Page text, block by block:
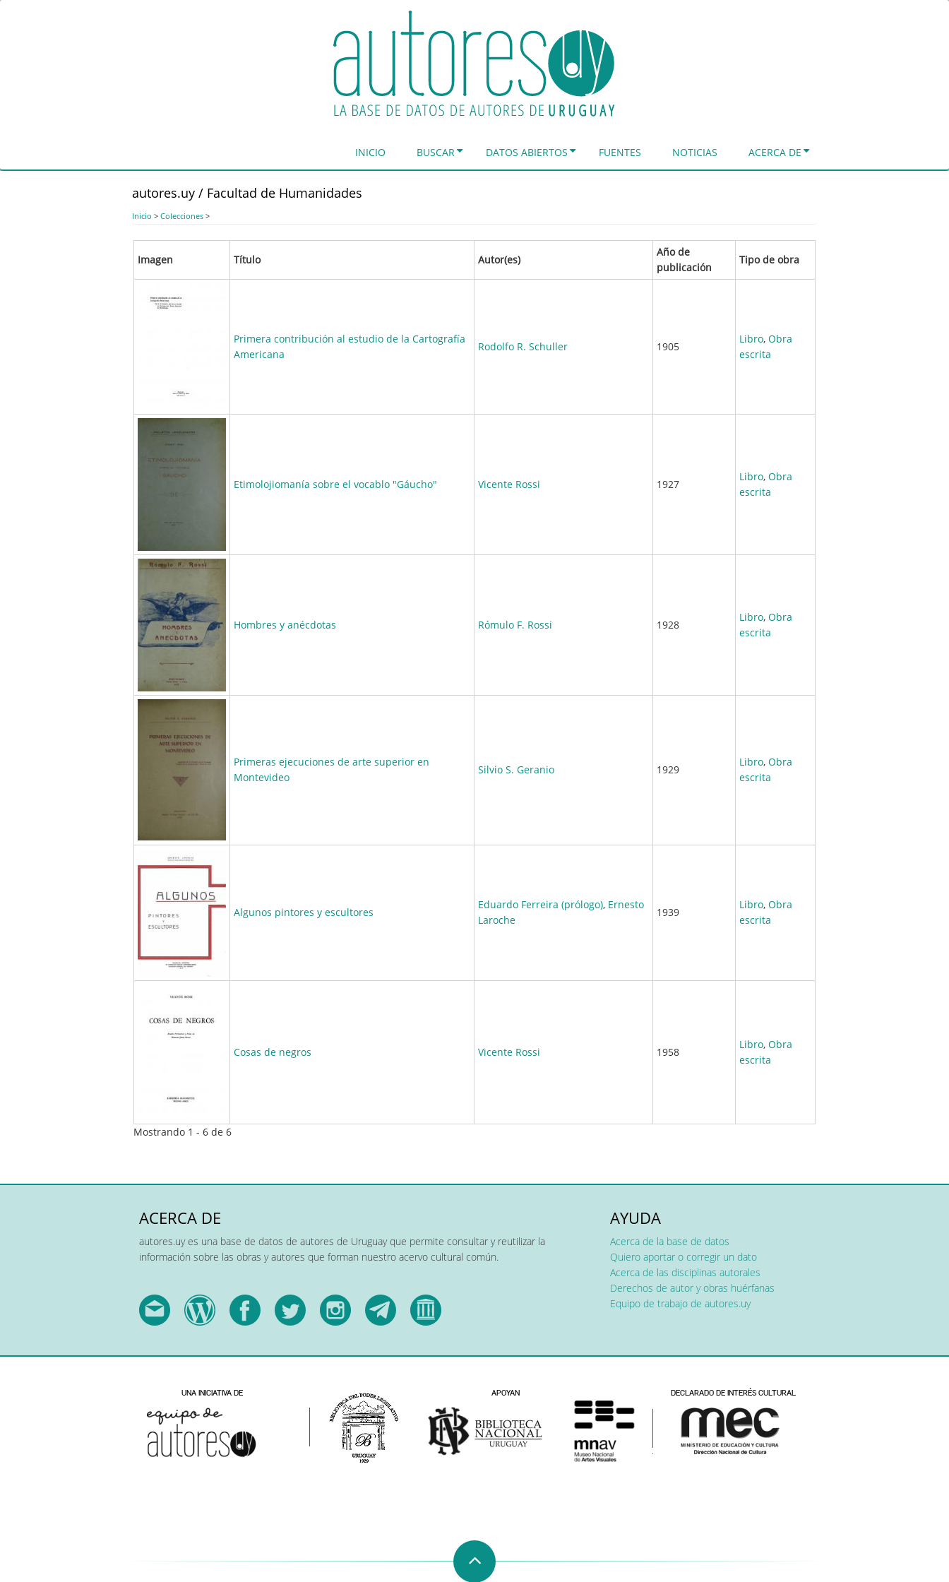
INICIO BUSCAR DATOS ABIERTOS FUENTES NOTICIAS ACERCA DE
autores.uy / Facultad de Humanidades
Inicio > Colecciones >
Imagen Título Autor(es)
Año de
publicación
Tipo de obra
Primera contribución al estudio de la Cartografía
Americana
Rodolfo R. Schuller 1905
Libro, Obra
escrita
Etimolojiomanía sobre el vocablo "Gáucho" Vicente Rossi 1927
Libro, Obra
escrita
Hombres y anécdotas Rómulo F. Rossi 1928
Libro, Obra
escrita
Primeras ejecuciones de arte superior en
Montevideo
Silvio S. Geranio 1929
Libro, Obra
escrita
Algunos pintores y escultores
Eduardo Ferreira (prólogo), Ernesto
Laroche
1939
Libro, Obra
escrita
Cosas de negros Vicente Rossi 1958
Libro, Obra
escrita
Mostrando 1 - 6 de 6
ACERCA DE
autores.uy es una base de datos de autores de Uruguay que permite consultar y reutilizar la
información sobre las obras y autores que forman nuestro acervo cultural común.
AYUDA
Acerca de la base de datos
Quiero aportar o corregir un dato
Acerca de las disciplinas autorales
Derechos de autor y obras huérfanas
Equipo de trabajo de autores.uy